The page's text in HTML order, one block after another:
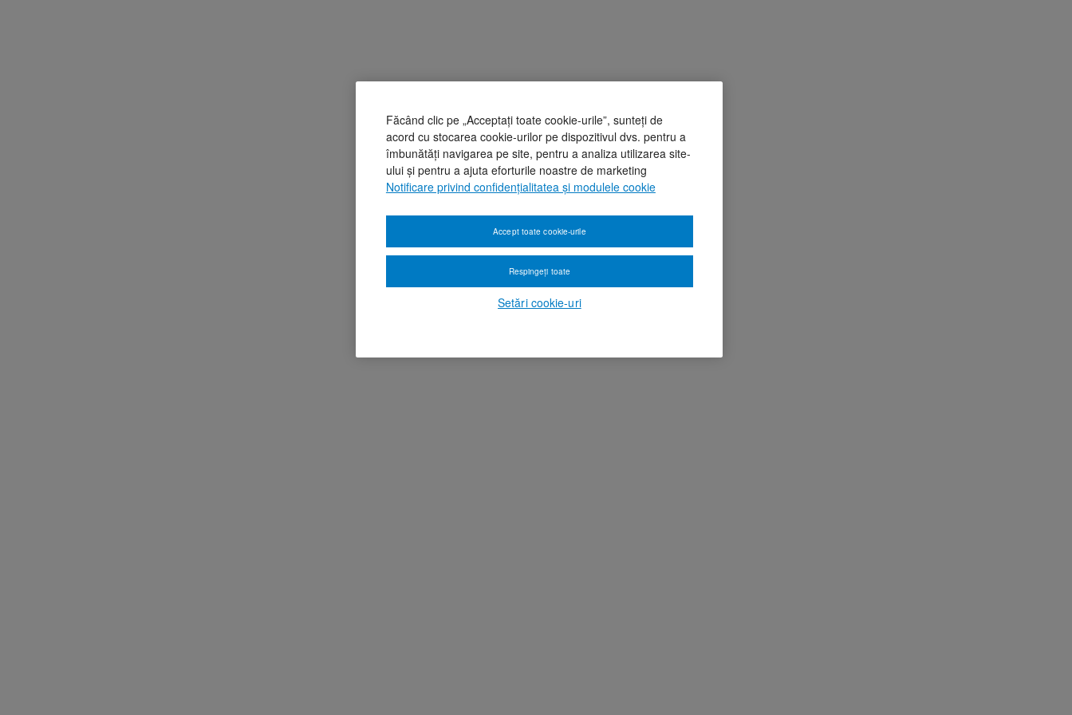
Făcând clic pe „Acceptați toate cookie-urile”, sunteți de
acord cu stocarea cookie-urilor pe dispozitivul dvs. pentru a
îmbunătăți navigarea pe site, pentru a analiza utilizarea site-
ului și pentru a ajuta eforturile noastre de marketing
Notificare privind confidențialitatea și modulele cookie
Setări cookie-uri
Respingeți toate
Accept toate cookie-urile